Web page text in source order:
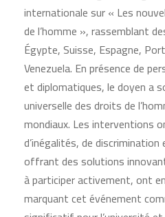
internationale sur « Les
de l’homme », rassemblant
Égypte, Suisse, Espagne,
Venezuela. En présence de
et diplomatiques, le doyen a
universelle des droits de
mondiaux. Les interventions
d’inégalités, de
offrant des solutions
à participer activement, ont
marquant cet événement